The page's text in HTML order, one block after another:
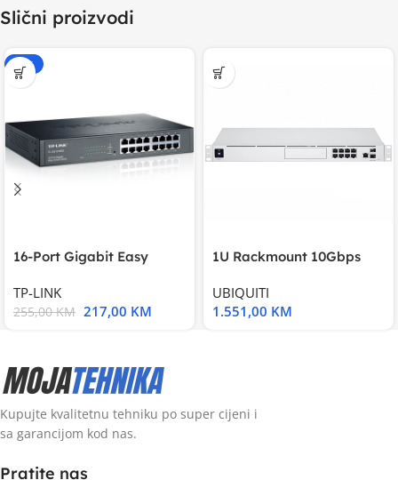
Slični proizvodi
-15%
16-Port Gigabit Easy
TP-LINK
255,00KM 217,00 KM
1U Rackmount 10Gbps
UBIQUITI
1.551,00 KM
Kupujte kvalitetnu tehniku po super cijeni i
sa garancijom kod nas.
Pratite nas